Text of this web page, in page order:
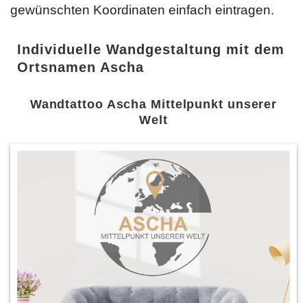
gewünschten Koordinaten einfach eintragen.
Individuelle Wandgestaltung mit dem
Ortsnamen Ascha
Wandtattoo Ascha Mittelpunkt unserer
Welt